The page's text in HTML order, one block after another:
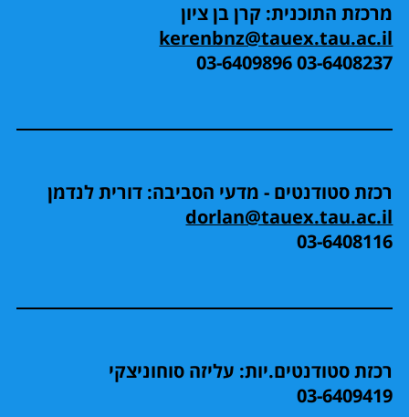
מרכזת התוכנית: קרן בן ציון
kerenbnz@tauex.tau.ac.il
03-6408237 03-6409896
רכזת סטודנטים - מדעי הסביבה: דורית לנדמן
dorlan@tauex.tau.ac.il
03-6408116
רכזת סטודנטים.יות: עליזה סוחוניצקי
03-6409419